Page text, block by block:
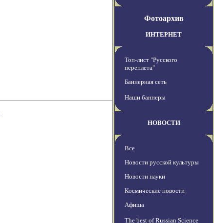
Фотоархив
ИНТЕРНЕТ
Топ-лист "Русского
переплета"
Баннерная сеть
Наши баннеры
НОВОСТИ
Все
Новости русской культуры
Новости науки
Космические новости
Афиша
The best of Russian Science